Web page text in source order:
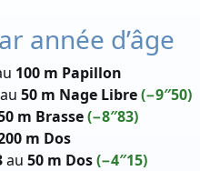
année d’âge
100 m Papillon
au 50 m Nage Libre(−9″50)
m Brasse(−8″83)
m Dos
au 50 m Dos(−4″15)